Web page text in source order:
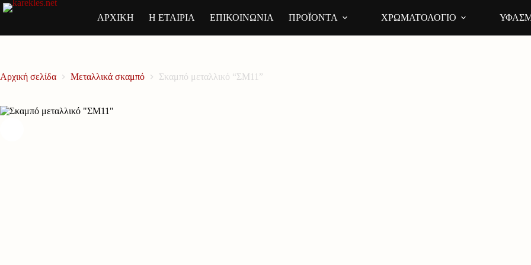
Μετάβαση
στο
ΑΡΧΙΚΗ Η ΕΤΑΙΡΙΑ ΕΠΙΚΟΙΝΩΝΙΑ ΠΡΟΪΟΝΤΑ ΧΡΩΜΑΤΟΛΟΓΙΟ
Αρχική σελίδα Μεταλλικά σκαμπό Σκαμπό μεταλλικό “ΣΜ11”